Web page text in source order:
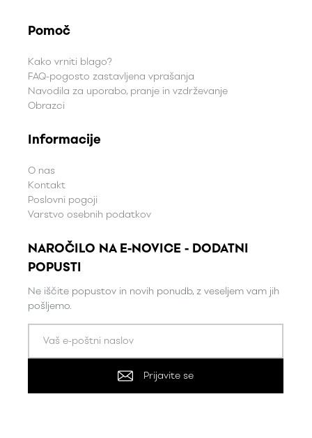
Pomoč
Kako vrniti blago?
FAQ-pogosto zastavljena vprašanja
Navodila za uporabo, pranje in vzdrževanje
Obrazci
Informacije
O nas
Kontakt
Poslovni pogoji
Varstvo osebnih podatkov
NAROČILO NA E-NOVICE - DODATNI
POPUSTI
Ne iščite popustov in novih ponudb, z veseljem vam jih
pošljemo.
Prijavite se